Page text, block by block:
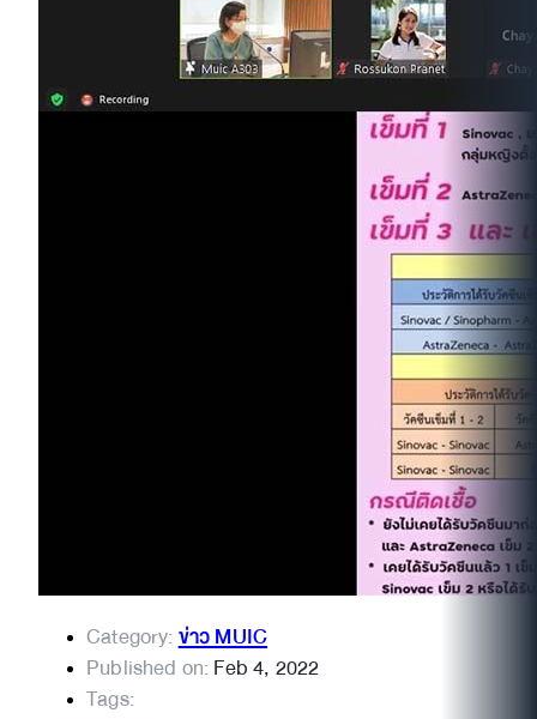
Category:ข่าว MUIC
Published on:Feb 4, 2022
Tags: